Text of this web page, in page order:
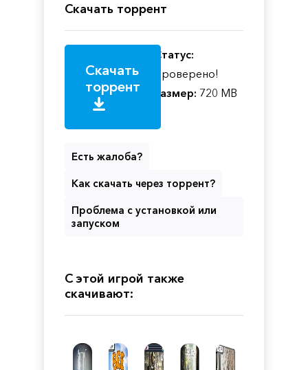
Скачать торрент
Скачать
торрент
Статус:
Проверено!
Размер: 720 MB
Есть жалоба?
Как скачать через торрент?
Проблема с установкой или
запуском
С этой игрой также
скачивают: